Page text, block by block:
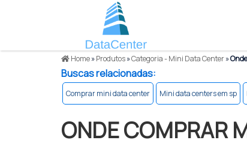
Home»Produtos»Categoria - Mini Data Center»
Buscas relacionadas:
Comprar mini data center Mini data centers em sp
ONDE COMPRAR